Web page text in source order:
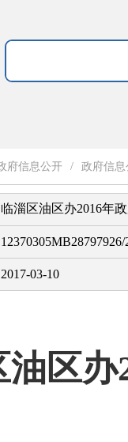
府信息公开 / 政府信
临淄区油区办2016年
2017-03-10
油区